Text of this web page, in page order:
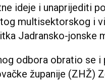
ideje i unaprijediti
multisektorskog i
Jadransko-jonske
odbora obratio se i
županije (ZHŽ)